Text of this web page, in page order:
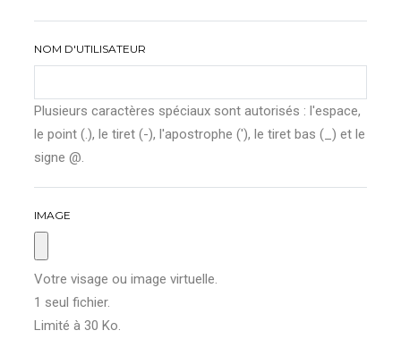
NOM D'UTILISATEUR
Plusieurs caractères spéciaux sont autorisés : l'espace,
le point (.), le tiret (-), l'apostrophe ('), le tiret bas (_) et le
signe @.
IMAGE
Votre visage ou image virtuelle.
1 seul fichier.
Limité à 30 Ko.